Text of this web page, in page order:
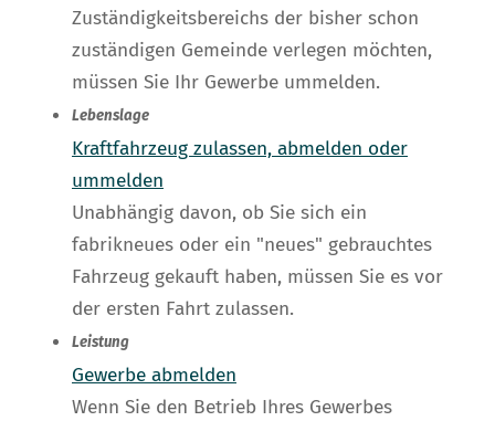
Zuständigkeitsbereichs der bisher schon
zuständigen Gemeinde verlegen möchten,
müssen Sie Ihr Gewerbe ummelden.
Lebenslage
Kraftfahrzeug zulassen, abmelden oder
ummelden
Unabhängig davon, ob Sie sich ein
fabrikneues oder ein "neues" gebrauchtes
Fahrzeug gekauft haben, müssen Sie es vor
der ersten Fahrt zulassen.
Leistung
Gewerbe abmelden
Wenn Sie den Betrieb Ihres Gewerbes